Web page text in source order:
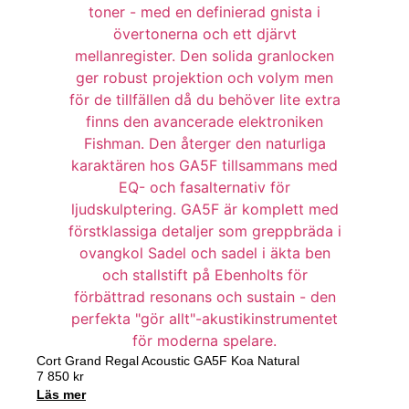
Cort Grand Regal Acoustic GA5F Koa Natural
7 850 kr
Läs mer